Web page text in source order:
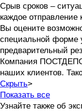
Срыв сроков –
каждое
Вы оцените
специальной форме
предварительный
Компания ПОСТДЕПО
наших клиентов.
Скрыть>
Показать все
Узнайте также об